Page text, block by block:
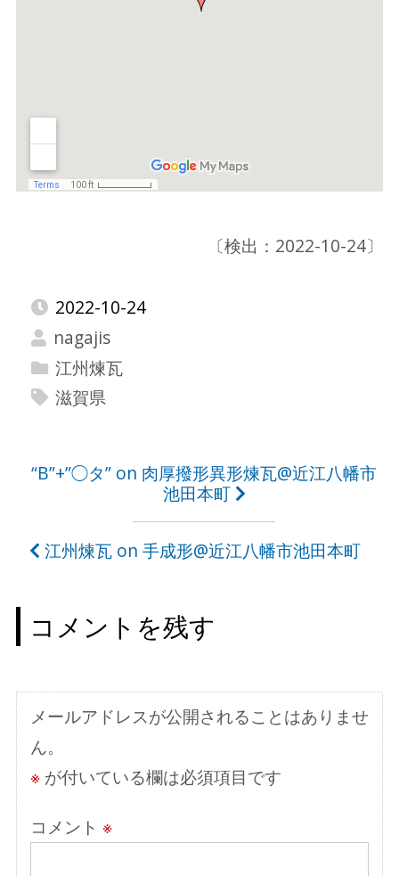
〔検出：2022-10-24〕
2022-10-24
nagajis
江州煉瓦
滋賀県
投
ナ
ゲ
ー
ョ
ン
“B”+”◯タ” on 肉厚撥形異形煉瓦@近江八幡市
池田本町
江州煉瓦 on 手成形@近江八幡市池田本町
コメントを残す
メールアドレスが公開されることはありませ
ん。
※が付いている欄は必須項目です
コメント ※